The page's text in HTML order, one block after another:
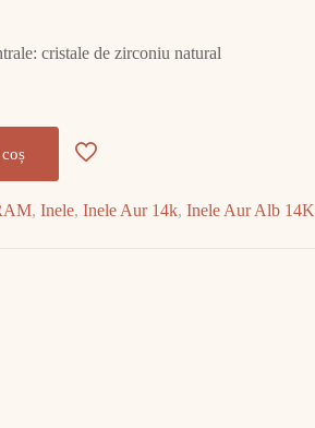
cristale de zirconiu natural
, Inele, Inele Aur 14k, Inele Aur Alb 14K